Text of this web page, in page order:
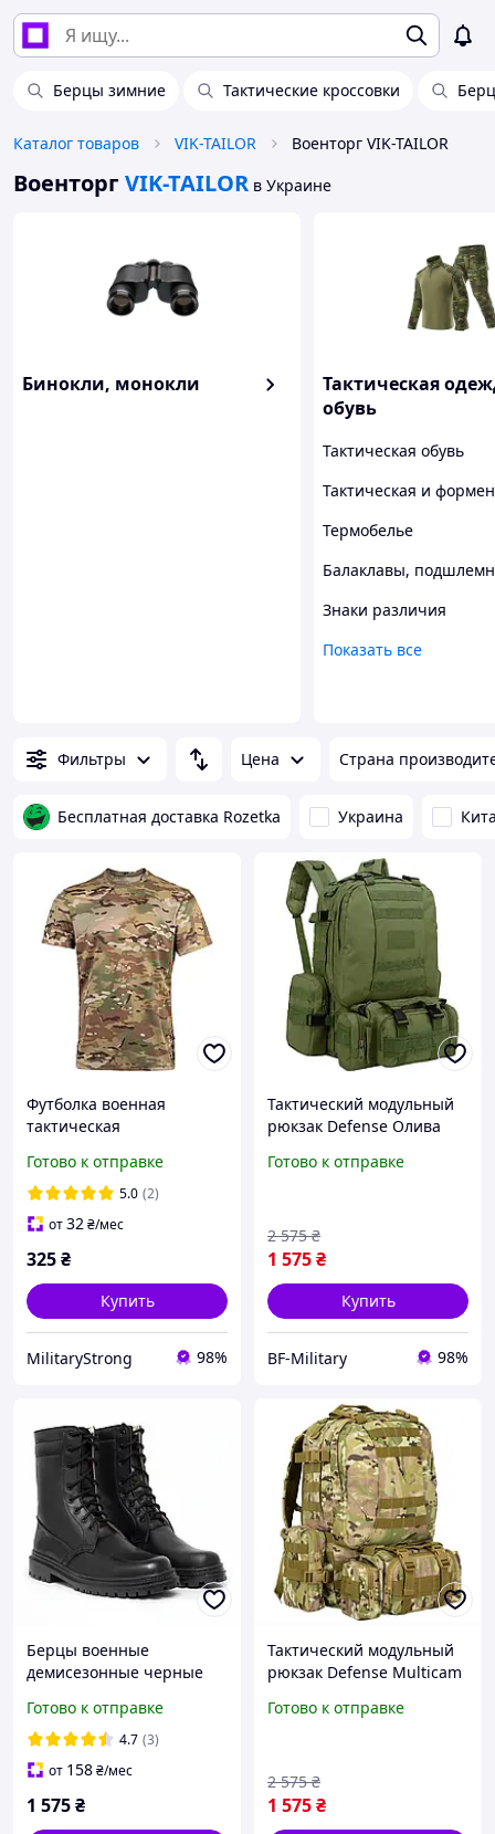
Берцы зимние Тактические кроссовки
Каталог товаров VIK-TAILOR Военторг VIK-TAILOR
Военторг VIK-TAILOR в Украине
Бинокли, монокли
Тактическая
обувь
Тактическая обувь
Тактическая и
Термобелье
Балаклавы,
Знаки различия
Показать все
Фильтры Цена Страна
Бесплатная доставка Rozetka Украина
Футболка военная
тактическая
Мультикам
Готово к отправке
5.0 (2)
от32 ₴/мес
325₴
Купить
MilitaryStrong 98%
Тактический модульный
рюкзак Defense Олива
навесными подсумками
Готово к отправке
1 575₴
2 575 ₴
Купить
BF-Military 98%
Берцы военные
демисезонные черные
штурмовые Vik-Tailor
Готово к отправке
4.7 (3)
от 158₴/мес
1 575₴
Тактический модульный
рюкзак Defense Multicam
подсумками
Готово к отправке
1 575₴
2 575 ₴